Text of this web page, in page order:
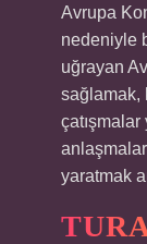
Avrupa
nedeniyle
uğrayan
sağlamak,
yaratmak